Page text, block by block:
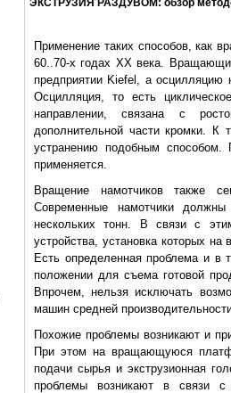
ЭКСТРУЗИЯ РАЗДУВОМ: обзор
Применение таких способов, как
60..70-х годах ХХ века.
предприятии Kiefel, а осцилляцию
Осцилляция, то есть
направлении, связана с
дополнительной части кромки.
устранению подобным
применяется.
Вращение намотчиков также
Современные намотчики
нескольких тонн. В связи с
устройства, установка которых
Есть определенная проблема и в
положении для съема готовой
Впрочем, нельзя исключать
машин средней
Похожие проблемы возникают и
При этом на вращающуюся
подачи сырья и экструзионная
проблемы возникают в связи